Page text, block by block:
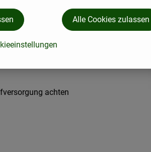
achten
Alle Cookies zulassen